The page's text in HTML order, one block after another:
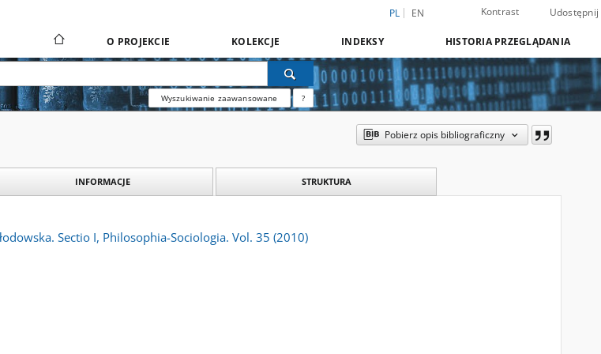
PL EN Kontrast Udostępnij
O PROJEKCIE KOLEKCJE INDEKSY HISTORIA PRZEGLĄDANIA
Wyszukiwanie zaawansowane ?
Pobierz opis bibliograficzny
INFORMACJE STRUKTURA
Sectio I, Philosophia-Sociologia. Vol. 35 (2010)